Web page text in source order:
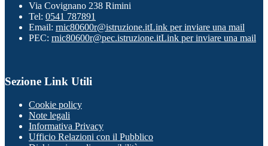
Via Covignano 238 Rimini
Tel: 0541 787891
Email: rnic80600r@istruzione.itLink per inviare una mail
PEC: rnic80600r@pec.istruzione.itLink per inviare una mail
Sezione Link Utili
Cookie policy
Note legali
Informativa Privacy
Ufficio Relazioni con il Pubblico